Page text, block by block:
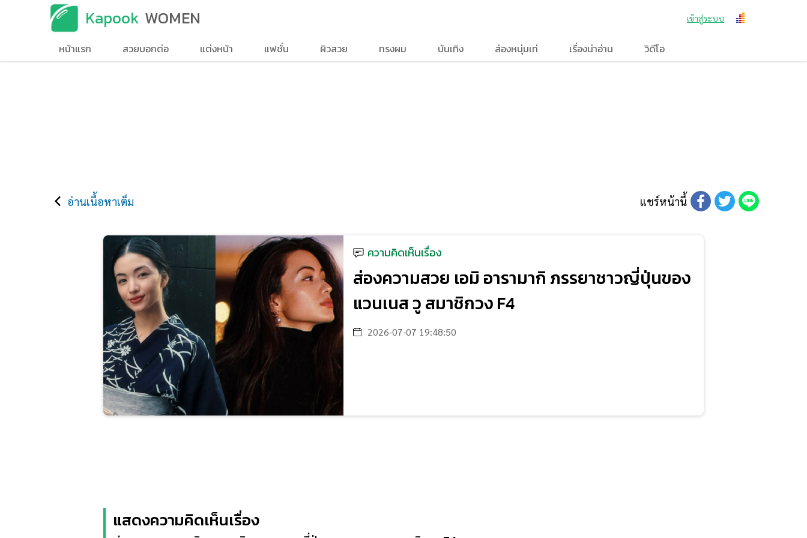
Kapook WOMEN เข้าสู่ระบบ
หน้าแรก สวยบอกต่อ แต่งหน้า แฟชั่น ผิวสวย ทรงผม บันเทิง ส่องหนุ่มเท่ เรื่องน่าอ่าน วิดีโอ
อ่านเนื้อหาเต็ม แชร์หน้านี้
ความคิดเห็นเรื่อง
ส่องความสวย เอมิ อารามากิ ภรรยาชาวญี่ปุ่นของ
แวนเนส วู สมาชิกวง F4
2026-07-07 19:48:50
แสดงความคิดเห็นเรื่อง